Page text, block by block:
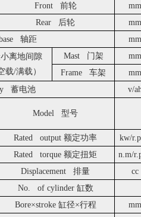
Front 前轮
mm
Rear 后轮
mm
轴距
mm
离地间隙
载/满载）
Mast 门架
mm
Frame 车架
mm
蓄电池 v/
Model 型号
Rated output 额定功率
kw/
Rated torque 额定扭矩
n.m/
Displacement 排量
cc
No. of cylinder 缸数
Bore×stroke 缸径×行程
mm